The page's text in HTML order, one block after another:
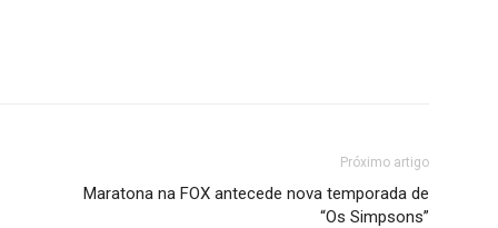
Próximo artigo
Maratona na FOX antecede nova temporada de
“Os Simpsons”